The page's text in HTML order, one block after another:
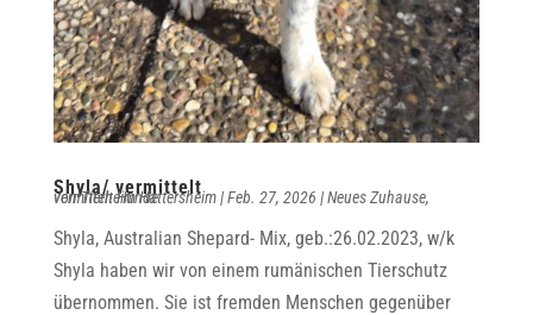
Shyla/ vermittelt
vonTierheim Hattersheim|Feb. 27, 2026 |Neues Zuhause,
vermittelt Hunde
Shyla, Australian Shepard- Mix, geb.:26.02.2023, w/k
Shyla haben wir von einem rumänischen Tierschutz
übernommen. Sie ist fremden Menschen gegenüber